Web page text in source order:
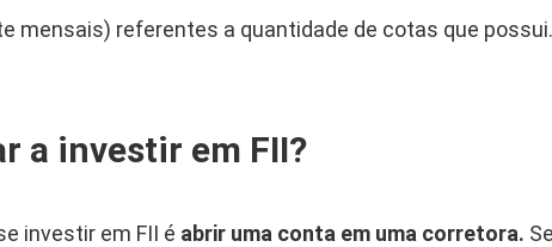
mensais) referentes a quantidade de cotas que possui.
a investir em FII?
investir em FII é abrir uma conta em uma corretora.